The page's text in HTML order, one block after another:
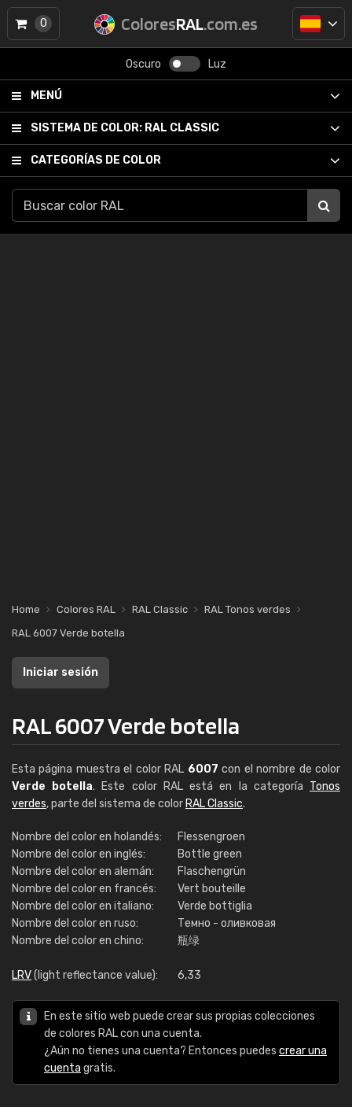
ColoresRAL.com.es
Oscuro Luz
MENÚ
SISTEMA DE COLOR: RAL CLASSIC
CATEGORÍAS DE COLOR
0
Home Colores RAL RAL Classic
RAL Tonos verdes
RAL 6007 Verde botella
Iniciar sesión
RAL 6007 Verde botella
Esta página muestra el color RAL 6007 con el nombre de color
Verde botella. Este color RAL está en la categoría Tonos
verdes, parte del sistema de color RAL Classic.
Nombre del color en holandés:
Flessengroen
Nombre del color en inglés:
Bottle green
Nombre del color en alemán:
Flaschengrün
Nombre del color en francés:
Vert bouteille
Nombre del color en italiano:
Verde bottiglia
Nombre del color en ruso:
Темно - оливковая
Nombre del color en chino:
瓶绿
LRV(light reflectance value): 6,33
En este sitio web puede crear sus propias colecciones
de colores RAL con una cuenta.
¿Aún no tienes una cuenta? Entonces puedes crear una
cuenta gratis.